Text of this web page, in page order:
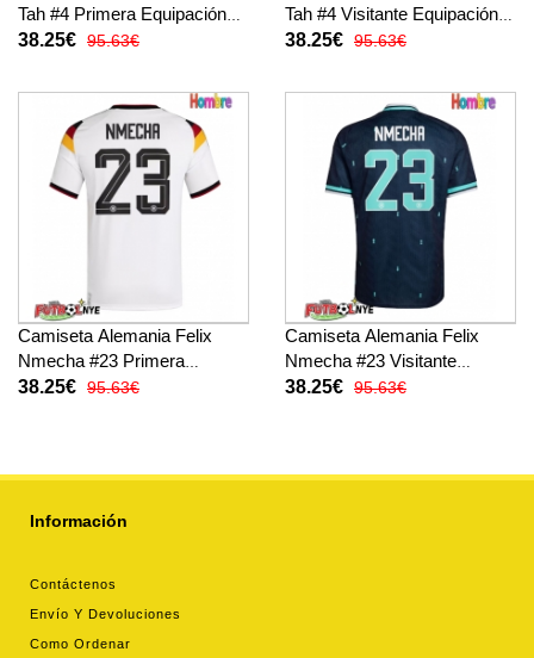
Tah #4 Primera Equipación
Mundial 2026 manga corta
38.25€ 95.63€
Tah #4 Visitante Equipación
Mundial 2026 manga corta
38.25€ 95.63€
Camiseta Alemania Felix
Nmecha #23 Primera
Equipación Mundial 2026
38.25€ 95.63€
Camiseta Alemania Felix
Nmecha #23 Visitante
Equipación Mundial 2026
38.25€ 95.63€
Información
Contáctenos
Envío Y Devoluciones
Como Ordenar